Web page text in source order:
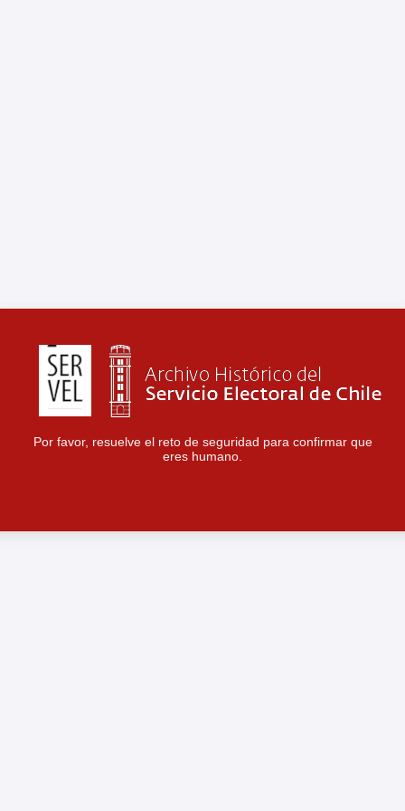
Por favor, resuelve el reto de seguridad para confirmar que
eres humano.